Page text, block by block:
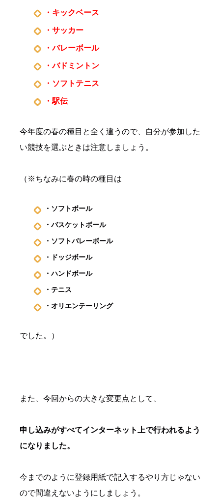
・キックベース
・サッカー
・バレーボール
・バドミントン
・ソフトテニス
・駅伝
今年度の春の種目と全く違うので、自分が参加した
い競技を選ぶときは注意しましょう。
（※ちなみに春の時の種目は
・ソフトボール
・バスケットボール
・ソフトバレーボール
・ドッジボール
・ハンドボール
・テニス
・オリエンテーリング
でした。）
また、今回からの大きな変更点として、
申し込みがすべてインターネット上で行われるよう
になりました。
今までのように登録用紙で記入するやり方じゃない
ので間違えないようにしましょう。